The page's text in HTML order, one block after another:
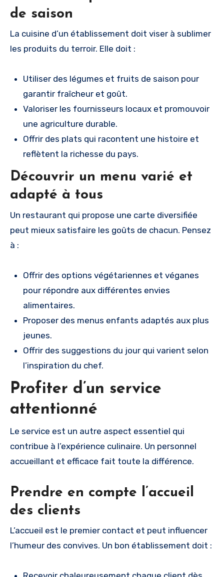
de saison
La cuisine d’un établissement doit viser à sublimer
les produits du terroir. Elle doit :
Utiliser des légumes et fruits de saison pour
garantir fraîcheur et goût.
Valoriser les fournisseurs locaux et promouvoir
une agriculture durable.
Offrir des plats qui racontent une histoire et
reflètent la richesse du pays.
Découvrir un menu varié et
adapté à tous
Un restaurant qui propose une carte diversifiée
peut mieux satisfaire les goûts de chacun. Pensez
à :
Offrir des options végétariennes et véganes
pour répondre aux différentes envies
alimentaires.
Proposer des menus enfants adaptés aux plus
jeunes.
Offrir des suggestions du jour qui varient selon
l’inspiration du chef.
Profiter d’un service
attentionné
Le service est un autre aspect essentiel qui
contribue à l’expérience culinaire. Un personnel
accueillant et efficace fait toute la différence.
Prendre en compte l’accueil
des clients
L’accueil est le premier contact et peut influencer
l’humeur des convives. Un bon établissement doit :